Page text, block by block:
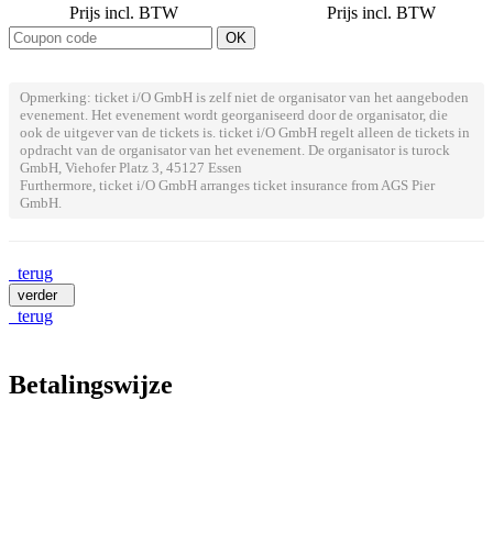
Prijs incl. BTW
Prijs incl. BTW
Opmerking: ticket i/O GmbH is zelf niet de organisator van het aangeboden
evenement. Het evenement wordt georganiseerd door de organisator, die
ook de uitgever van de tickets is. ticket i/O GmbH regelt alleen de tickets in
opdracht van de organisator van het evenement. De organisator is turock
GmbH, Viehofer Platz 3, 45127 Essen
Furthermore, ticket i/O GmbH arranges ticket insurance from AGS Pier
GmbH.
terug
verder
terug
Betalingswijze